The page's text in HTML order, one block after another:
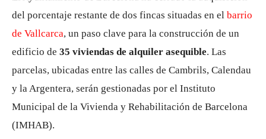
del porcentaje restante de dos fincas situadas en el barrio
de Vallcarca, un paso clave para la construcción de un
edificio de 35 viviendas de alquiler asequible. Las
parcelas, ubicadas entre las calles de Cambrils, Calendau
y la Argentera, serán gestionadas por el Instituto
Municipal de la Vivienda y Rehabilitación de Barcelona
(IMHAB).